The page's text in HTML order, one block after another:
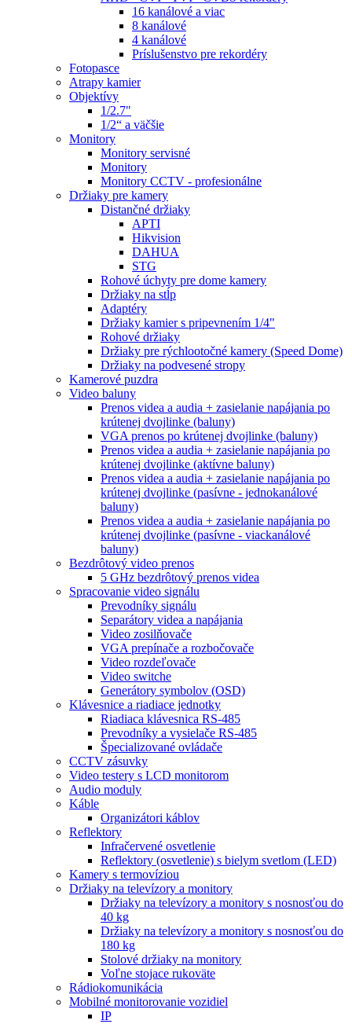
16 kanálové a viac
8 kanálové
4 kanálové
Príslušenstvo pre rekordéry
Fotopasce
Atrapy kamier
Objektívy
1/2.7"
1/2“ a väčšie
Monitory
Monitory servisné
Monitory
Monitory CCTV - profesionálne
Držiaky pre kamery
Distančné držiaky
APTI
Hikvision
DAHUA
STG
Rohové úchyty pre dome kamery
Držiaky na stĺp
Adaptéry
Držiaky kamier s pripevnením 1/4"
Rohové držiaky
Držiaky pre rýchlootočné kamery (Speed Dome)
Držiaky na podvesené stropy
Kamerové puzdra
Video baluny
Prenos videa a audia + zasielanie napájania po
krútenej dvojlinke (baluny)
VGA prenos po krútenej dvojlinke (baluny)
Prenos videa a audia + zasielanie napájania po
krútenej dvojlinke (aktívne baluny)
Prenos videa a audia + zasielanie napájania po
krútenej dvojlinke (pasívne - jednokanálové
baluny)
Prenos videa a audia + zasielanie napájania po
krútenej dvojlinke (pasívne - viackanálové
baluny)
Bezdrôtový video prenos
5 GHz bezdrôtový prenos videa
Spracovanie video signálu
Prevodníky signálu
Separátory videa a napájania
Video zosilňovače
VGA prepínače a rozbočovače
Video rozdeľovače
Video switche
Generátory symbolov (OSD)
Klávesnice a riadiace jednotky
Riadiaca klávesnica RS-485
Prevodníky a vysielače RS-485
Špecializované ovládače
CCTV zásuvky
Video testery s LCD monitorom
Audio moduly
Káble
Organizátori káblov
Reflektory
Infračervené osvetlenie
Reflektory (osvetlenie) s bielym svetlom (LED)
Kamery s termovíziou
Držiaky na televízory a monitory
Držiaky na televízory a monitory s nosnosťou do
40 kg
Držiaky na televízory a monitory s nosnosťou do
180 kg
Stolové držiaky na monitory
Voľne stojace rukoväte
Rádiokomunikácia
Mobilné monitorovanie vozidiel
IP